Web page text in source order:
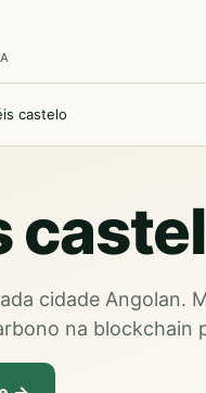
castelo
cidade Angolan.
na blockchain